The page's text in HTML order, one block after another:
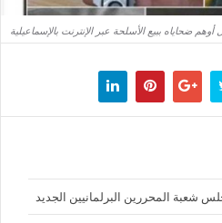
ضحاياه ببيع الأسلحة عبر الإنترنت بالإسماعيلية
شعبة المحررين البرلمانيين الجديد